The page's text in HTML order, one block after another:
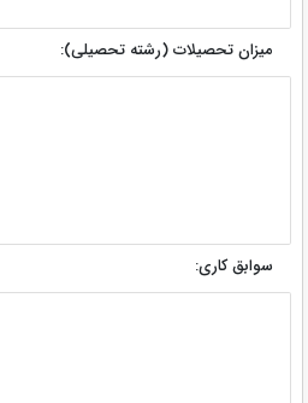
میزان تحصیلات (رشته تحصیلی):
سوابق کاری: